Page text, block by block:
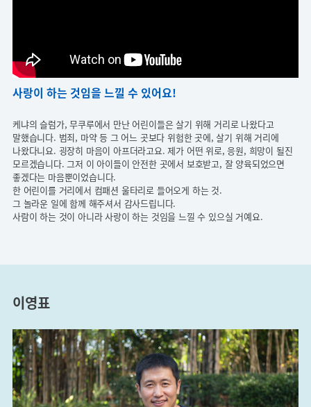
사랑이 하는 것임을 느낄 수 있어요!
케냐의 슬럼가, 무쿠루​에서 만난 어린이들은 살기 위해 거리로 나왔다고
말했습니다. 범죄, 마약 등 그 어느 곳보다 위험한 곳에, 살기 위해 거리에
나왔다니요. 굉장히 마음이 아프더라고요. 제가 어떤 위로, 응원, 희망이 될진
모르겠습니다. 그저 이 아이들이 안전한 곳에서 보호받고, 잘 양육되었으면
좋겠다는 마음뿐이었습니다.
한 어린이를 거리에서 컴패션 울타리로 들어오게 하는 것.
그 놀라운 일에 함께 해주셔서 감사드립니다.
사람이 하는 것이 아니라 사랑이 하는 것임을 느낄 수 있으실 거예요.
이영표